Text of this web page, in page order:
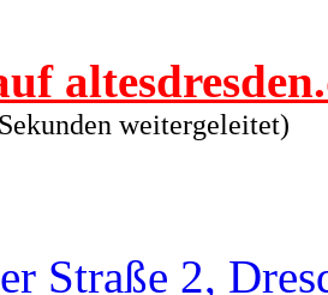
weitergeleitet)
Straße 2,